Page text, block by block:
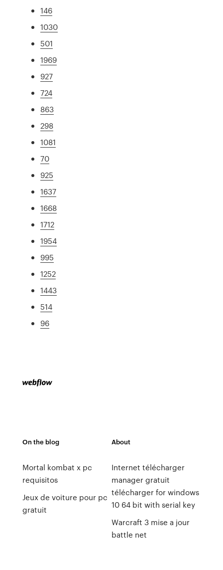
146
1030
501
1969
927
724
863
298
1081
70
925
1637
1668
1712
1954
995
1252
1443
514
96
On the blog
Mortal kombat x pc
requisitos
Jeux de voiture pour pc
gratuit
About
Internet télécharger
manager gratuit
télécharger for windows
10 64 bit with serial key
Warcraft 3 mise a jour
battle net